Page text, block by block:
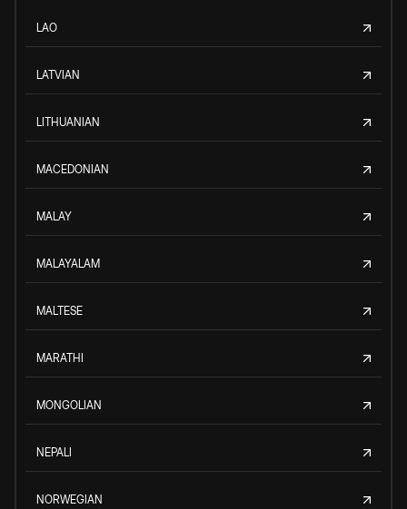
LAO
LATVIAN
LITHUANIAN
MACEDONIAN
MALAY
MALAYALAM
MALTESE
MARATHI
MONGOLIAN
NEPALI
NORWEGIAN